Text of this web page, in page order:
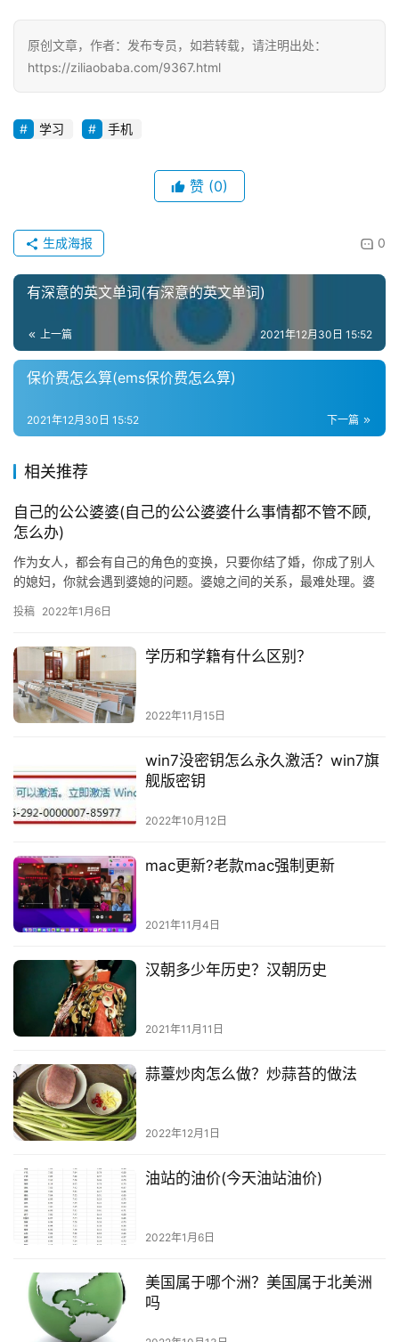
原创文章，作者：发布专员，如若转载，请注明出处：
https://ziliaobaba.com/9367.html
学习 手机
赞 (0)
0
生成海报
有深意的英文单词(有深意的英文单词)
上一篇 2021年12月30日 15:52
保价费怎么算(ems保价费怎么算)
下一篇
2021年12月30日 15:52
相关推荐
自己的公公婆婆(自己的公公婆婆什么事情都不管不顾,
怎么办)
作为女人，都会有自己的角色的变换，只要你结了婚，你成了别人
的媳妇，你就会遇到婆媳的问题。婆媳之间的关系，最难处理。婆
归是不一样。”我的公公婆婆不谓不好，说句实话，真的是
投稿 2022年1月6日
学历和学籍有什么区别？
2022年11月15日
win7没密钥怎么永久激活？win7旗
舰版密钥
2022年10月12日
mac更新?老款mac强制更新
2021年11月4日
汉朝多少年历史？汉朝历史
2021年11月11日
蒜薹炒肉怎么做？炒蒜苔的做法
2022年12月1日
油站的油价(今天油站油价)
2022年1月6日
美国属于哪个洲？美国属于北美洲
吗